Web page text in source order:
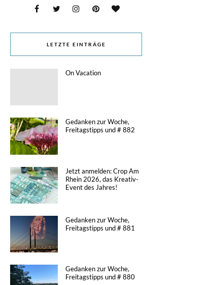
LETZTE EINTRÄGE
On Vacation
Gedanken zur Woche,
Freitagstipps und # 882
Jetzt anmelden: Crop Am
Rhein 2026, das Kreativ-
Event des Jahres!
Gedanken zur Woche,
Freitagstipps und # 881
Gedanken zur Woche,
Freitagstipps und # 880